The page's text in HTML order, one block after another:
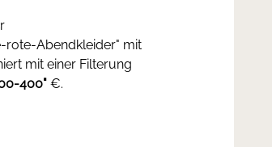
rote-Abendkleider" mit
mit einer Filterung
400" €.